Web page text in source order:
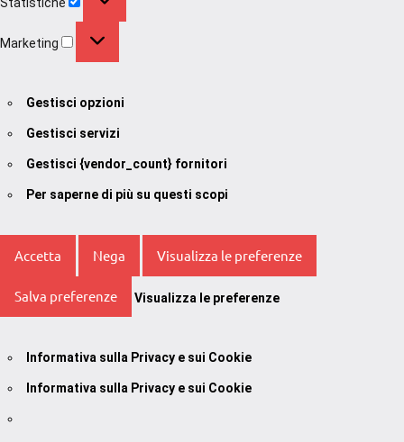
Marketing
Gestisci opzioni
Gestisci servizi
Gestisci {vendor_count} fornitori
Per saperne di più su questi scopi
Accetta Nega Visualizza le preferenze
Salva preferenze Visualizza le preferenze
Informativa sulla Privacy e sui Cookie
Informativa sulla Privacy e sui Cookie